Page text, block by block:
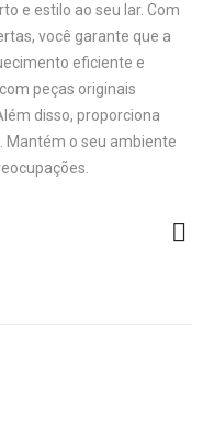
e estilo ao seu lar. Com
você garante que a
eficiente e
peças originais
disso, proporciona
Mantém o seu ambiente